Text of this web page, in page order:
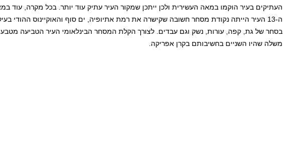
העתיקים בעיר הוקמו במאה העשירית ולכן ייתכן שמקור העיר עתיק עוד יותר. בכל מקרה, עוד
ה-13 העיר הייתה נקודת מסחר חשובה שקישרה את רמת אתיופיה, ים סוף והאוקיינוס ההודי
בסחר של גת, קפה, עורות, נשק וגם עבדים. לצורך הקלת המסחר הבינלאומי העיר הטביעה
משלה שהיו השניים בחשיבותם בקרן אפריקה.